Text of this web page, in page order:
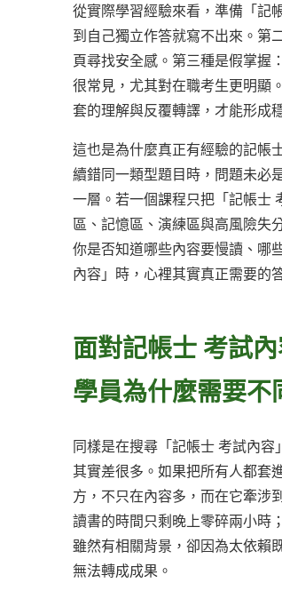
從實際學習經驗來看，準備「記
到自己獨立作答就寫不出來。第
頁尋找安全感。第三種是假掌握
很常見，尤其對在職考生更明顯
套的理解與反覆轉譯，才能形成
這也是為什麼真正有經驗的記帳
續錯同一類型題目時，問題未必
一層。若一個課程只把「記帳士
區、記憶區、演練區與高風險失
你是否知道哪些內容要慢讀、哪
內容」時，心裡其實真正需要的
面對記帳士 考試
學員為什麼需要不
同樣是在搜尋「記帳士 考試內
其實差很多。如果把所有人都套
方，不只在內容多，而在它牽涉
讀書的時間只剩晚上零碎兩小時
雖然有相關背景，卻因為太依賴
無法轉成成果。